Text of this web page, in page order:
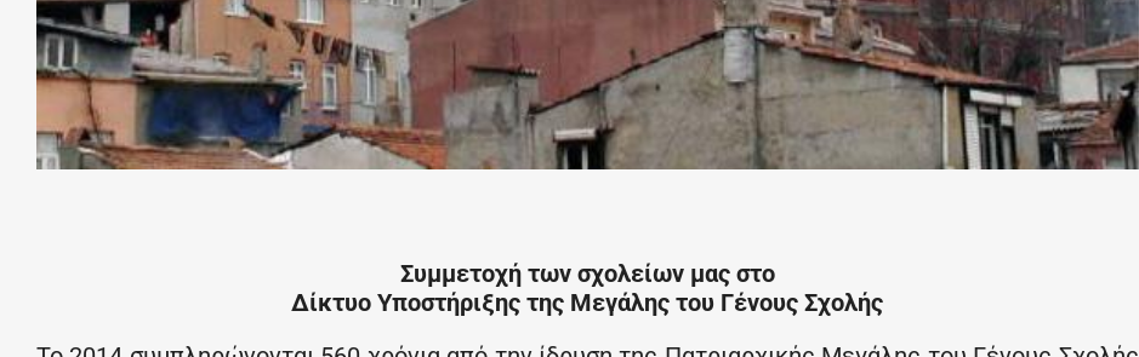
Συμμετοχή των σχολείων μας στο
Δίκτυο Υποστήριξης της Μεγάλης του Γένους Σχολής